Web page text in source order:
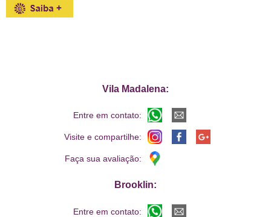
Vila Madalena:
Entre em contato:
Visite e compartilhe:
Faça sua avaliação:
Brooklin:
Entre em contato: